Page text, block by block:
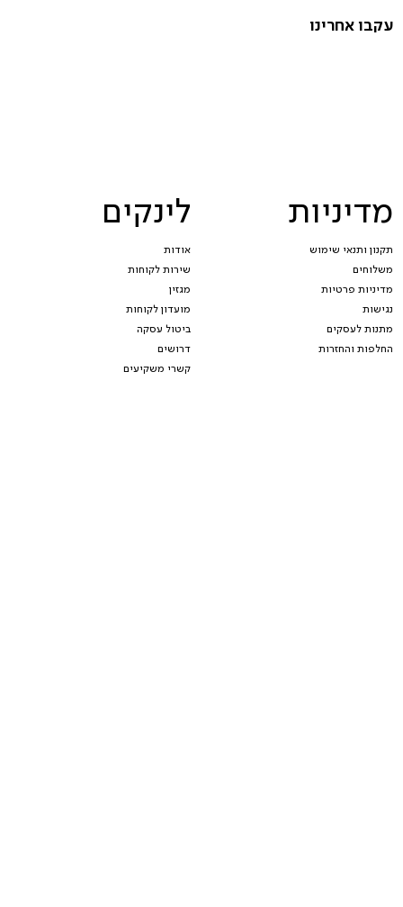
מדיניות
תקנון ותנאי שימוש
משלוחים
מדיניות פרטיות
נגישות
מתנות לעסקים
החלפות והחזרות
לינקים
אודות
שירות לקוחות
מגזין
מועדון לקוחות
ביטול עסקה
דרושים
קשרי משקיעים
עקבו אחרינו